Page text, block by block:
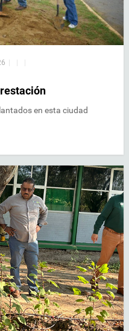
| |
|
en esta ciudad